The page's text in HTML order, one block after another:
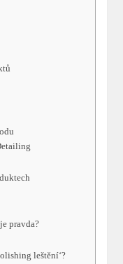
pravda?
leštění‘?